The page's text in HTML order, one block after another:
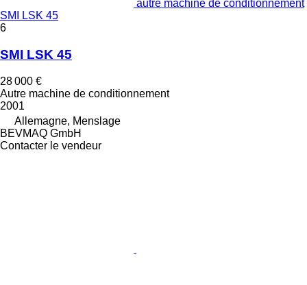
autre machine de conditionnement
SMI LSK 45
6
SMI LSK 45
28 000 €
Autre machine de conditionnement
2001
Allemagne, Menslage
BEVMAQ GmbH
Contacter le vendeur